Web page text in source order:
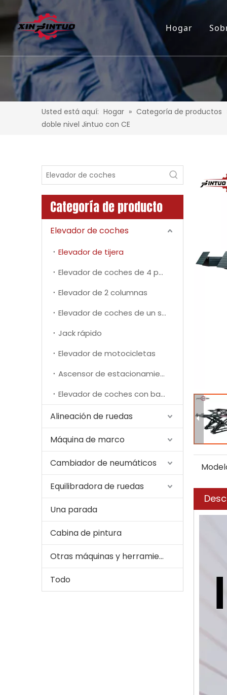
Hogar
Usted está aquí: Hogar » Categoría de productos
doble nivel Jintuo con CE
Categoría de producto
Elevador de coches
Elevador de tijera
Elevador de coches de 4 postes
Elevador de 2 columnas
Elevador de coches de un solo poste
Jack rápido
Elevador de motocicletas
Ascensor de estacionamiento
Elevador de coches con batería de nueva energía
Alineación de ruedas
Máquina de marco
Cambiador de neumáticos
Equilibradora de ruedas
Una parada
Cabina de pintura
Otras máquinas y herramientas para automóviles
Todo